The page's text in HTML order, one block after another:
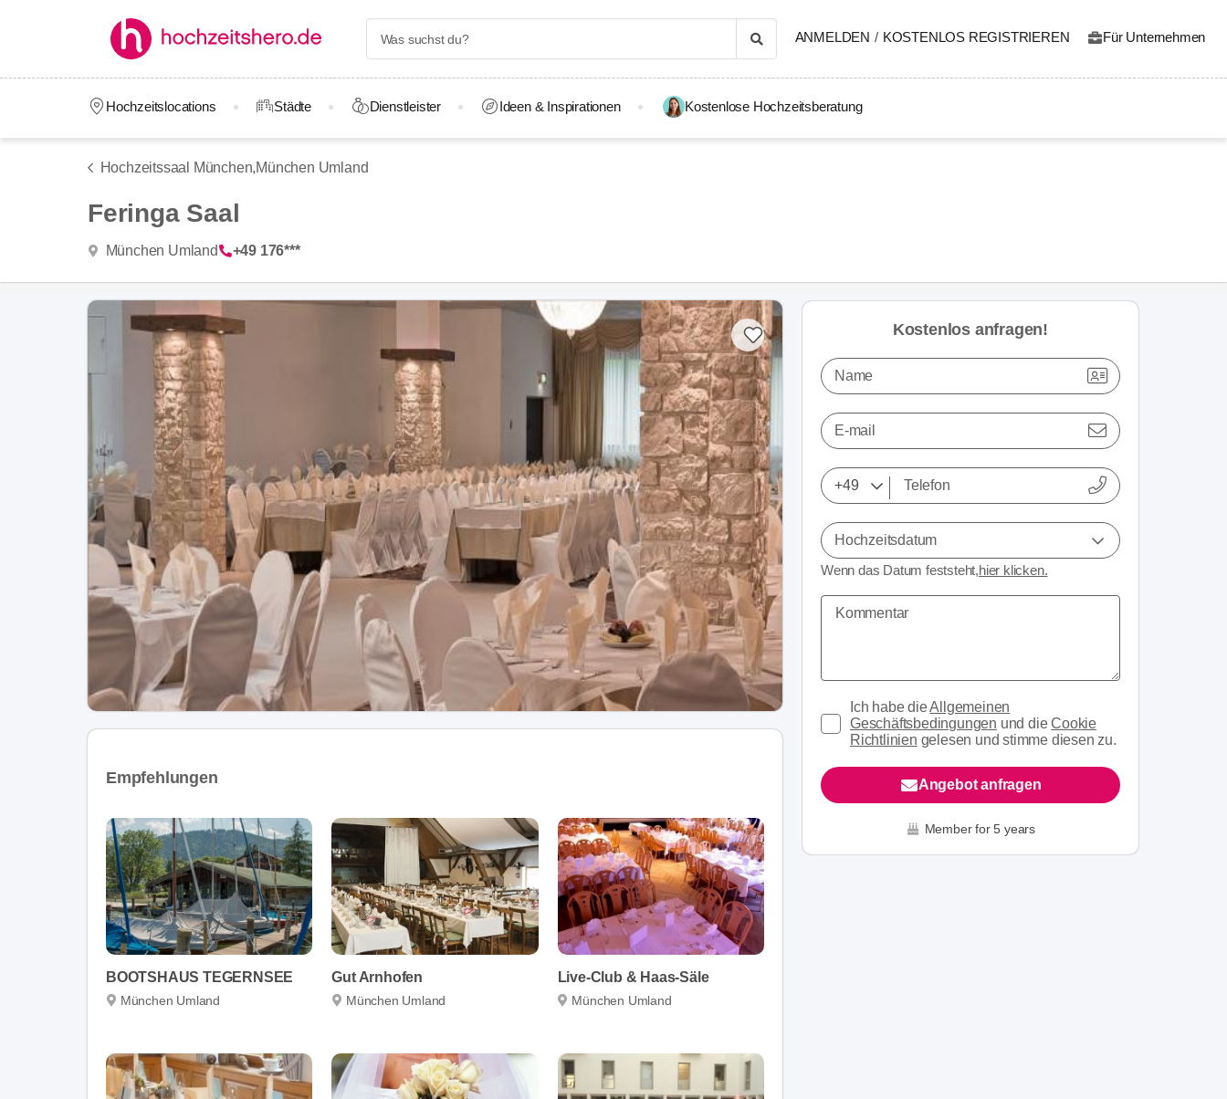
ANMELDEN / KOSTENLOS REGISTRIEREN Für Unternehmen
Hochzeitslocations Städte Dienstleister Ideen & Inspirationen Kostenlose Hochzeitsberatung
Hochzeitssaal München,München Umland
Feringa Saal
München Umland +49 176***
Empfehlungen
BOOTSHAUS TEGERNSEE
München Umland
Gut Arnhofen
München Umland
Live-Club & Haas-Säle
München Umland
Kostenlos anfragen!
Name
E-mail
Hochzeitsdatum
Wenn das Datum feststeht,hier klicken.
Ich habe dieAllgemeinen
Geschäftsbedingungen und dieCookie
Richtlinien gelesen und stimme diesen zu.
Angebot anfragen
Member for 5 years